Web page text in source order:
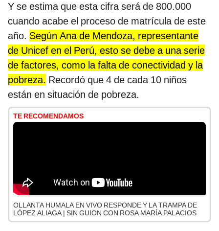
Y se estima que esta cifra será de 800.000
cuando acabe el proceso de matrícula de este
año. Según Ana de Mendoza, representante
de Unicef en el Perú, esto se debe a una serie
de factores, como la falta de conectividad y la
pobreza. Recordó que 4 de cada 10 niños
están en situación de pobreza.
TE RECOMENDAMOS
OLLANTA HUMALA EN VIVO RESPONDE Y LA TRAMPA DE
LÓPEZ ALIAGA | SIN GUION CON ROSA MARÍA PALACIOS